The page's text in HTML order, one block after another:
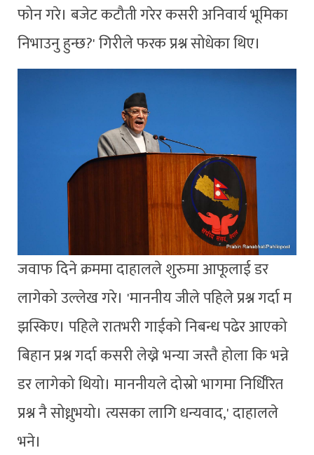
फोन गरे। बजेट कटौती गरेर कसरी अनिवार्य भूमिका
निभाउनु हुन्छ?' गिरीले फरक प्रश्न सोधेका थिए।
जवाफ दिने क्रममा दाहालले शुरुमा आफूलाई डर
लागेको उल्लेख गरे। 'माननीय जीले पहिले प्रश्न गर्दा म
झस्किए। पहिले रातभरी गाईको निबन्ध पढेर आएको
बिहान प्रश्न गर्दा कसरी लेख्ने भन्या जस्तै होला कि भन्ने
डर लागेको थियो। माननीयले दोस्रो भागमा निर्धिरित
प्रश्न नै सोध्नुभयो। त्यसका लागि धन्यवाद,' दाहालले
भने।